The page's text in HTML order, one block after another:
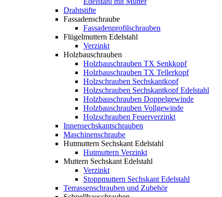
Drahtstifte
Fassadenschraube
Fassadenprofilschrauben
Flügelmuttern Edelstahl
Verzinkt
Holzbauschrauben
Holzbauschrauben TX Senkkopf
Holzbauschrauben TX Tellerkopf
Holzschrauben Sechskantkopf
Holzschrauben Sechskantkopf Edelstahl
Holzbauschrauben Doppelgewinde
Holzbauschrauben Vollgewinde
Holzschrauben Feuerverzinkt
Innensechskantschrauben
Maschinenschraube
Hutmuttern Sechskant Edelstahl
Hutmuttern Verzinkt
Muttern Sechskant Edelstahl
Verzinkt
Stoppmuttern Sechskant Edelstahl
Terrassenschrauben und Zubehör